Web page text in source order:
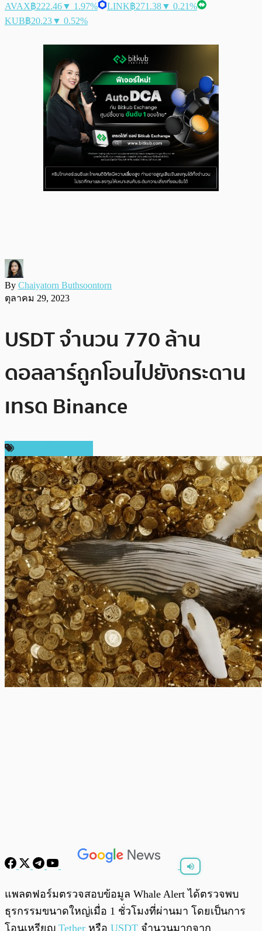
AVAX฿222.46▼ 1.97% LINK฿271.38▼ 0.21%
KUB฿20.23▼ 0.52%
By Chaiyatorn Buthsoontorn
ตุลาคม 29, 2023
USDT จำนวน 770 ล้าน
ดอลลาร์ถูกโอนไปยังกระดาน
เทรด Binance
พร้อมเล่น 0:00
แพลตฟอร์มตรวจสอบข้อมูล Whale Alert ได้ตรวจพบ
ธุรกรรมขนาดใหญ่เมื่อ 1 ชั่วโมงที่ผ่านมา โดยเป็นการ
โอนเหรียญ Tether หรือ USDT จำนวนมากจาก